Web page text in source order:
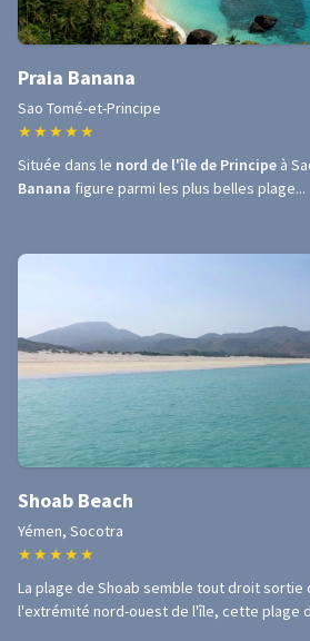
Praia Banana
Sao Tomé-et-Principe
★ ★ ★ ★ ★
Située dans le nord de l'île de Principe à
Banana figure parmi les plus belles plage...
Shoab Beach
Yémen, Socotra
★ ★ ★ ★ ★
La plage de Shoab semble tout droit sortie
l'extrémité nord-ouest de l'île, cette plage